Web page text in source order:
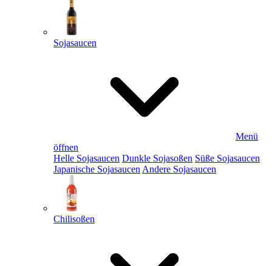
Sojasaucen
Menü
öffnen
Helle Sojasaucen Dunkle Sojasoßen Süße Sojasaucen
Japanische Sojasaucen Andere Sojasaucen
Chilisoßen